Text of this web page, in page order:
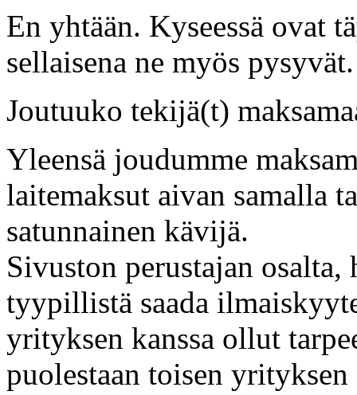
En yhtään. Kyseessä ovat
sellaisena ne myös pysyvät.
Joutuuko tekijä(t)
Yleensä joudumme
laitemaksut aivan samalla
satunnainen kävijä.
Sivuston perustajan
tyypillistä saada
yrityksen kanssa ollut
puolestaan toisen